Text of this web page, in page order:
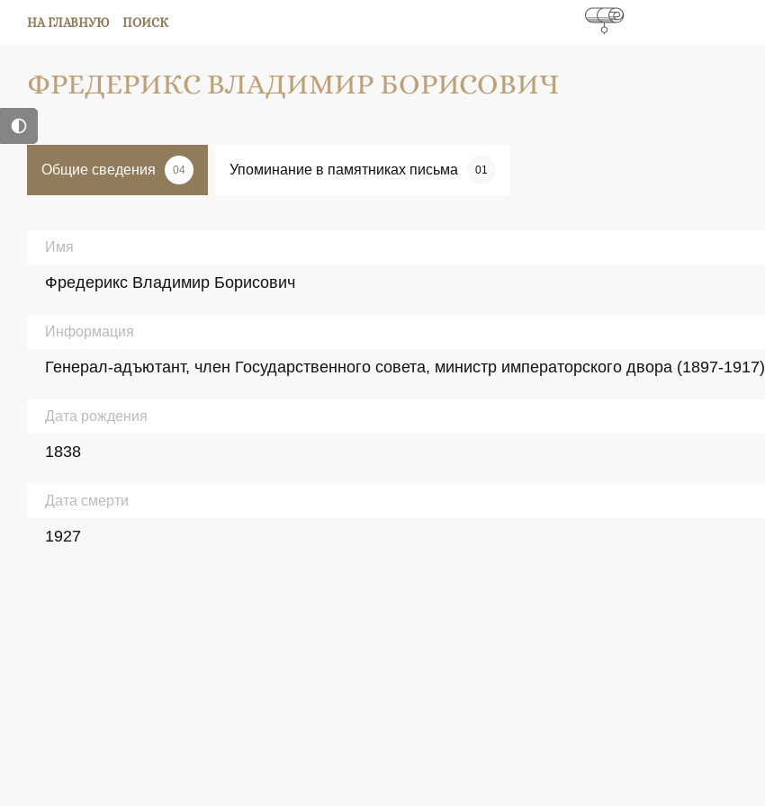
НА ГЛАВНУЮ ПОИСК
ФРЕДЕРИКС ВЛАДИМИР БОРИСОВИЧ
Общие сведения 04 Упоминание в памятниках письма 01
Имя
Фредерикс Владимир Борисович
Информация
Генерал-адъютант, член Государственного совета, министр императорского двора (1897-1917)
Дата рождения
1838
Дата смерти
1927